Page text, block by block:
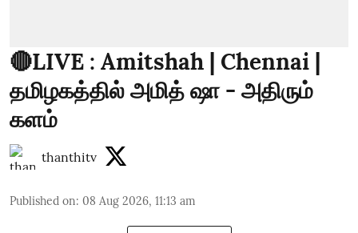
🔴LIVE : Amitshah | Chennai |
தமிழகத்தில் அமித் ஷா - அதிரும்
களம்
thanthitv
Published on: 08 Aug 2026, 11:13 am